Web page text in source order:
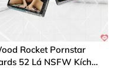
Rocket Pornstar
52 Lá NSFW Kích